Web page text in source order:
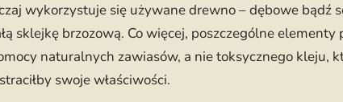
wykorzystuje się używane drewno – dębowe bądź
sklejkę brzozową. Co więcej, poszczególne elementy
naturalnych zawiasów, a nie toksycznego kleju,
swoje właściwości.